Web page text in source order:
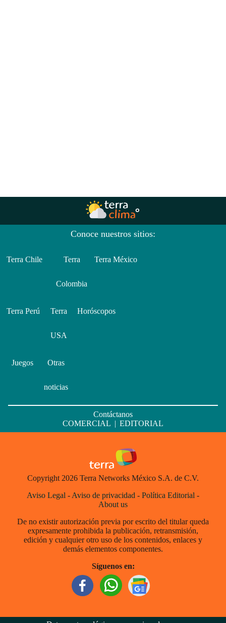
Conoce nuestros sitios:
Terra Chile Terra
Colombia
Terra México
Terra Perú Terra
USA
Horóscopos
Juegos Otras
noticias
Contáctanos
COMERCIAL | EDITORIAL
Copyright 2026 Terra Networks México S.A. de C.V.
Aviso Legal - Aviso de privacidad - Política Editorial -
About us
De no existir autorización previa por escrito del titular queda
expresamente prohibida la publicación, retransmisión,
edición y cualquier otro uso de los contenidos, enlaces y
demás elementos componentes.
Síguenos en: